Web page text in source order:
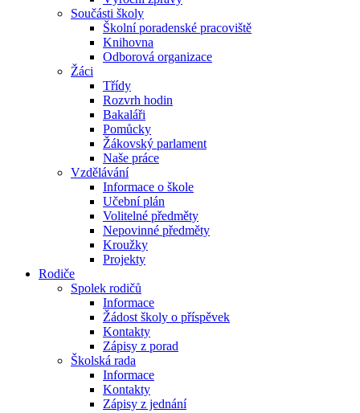
Součásti školy
Školní poradenské pracoviště
Knihovna
Odborová organizace
Žáci
Třídy
Rozvrh hodin
Bakaláři
Pomůcky
Žákovský parlament
Naše práce
Vzdělávání
Informace o škole
Učební plán
Volitelné předměty
Nepovinné předměty
Kroužky
Projekty
Rodiče
Spolek rodičů
Informace
Žádost školy o příspěvek
Kontakty
Zápisy z porad
Školská rada
Informace
Kontakty
Zápisy z jednání